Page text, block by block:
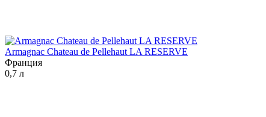
Armagnac Chateau de Pellehaut LA RESERVE
Франция
0,7 л